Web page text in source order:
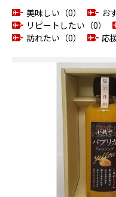
美味しい（0）
お
リピートしたい（0）
訪れたい（0）
応